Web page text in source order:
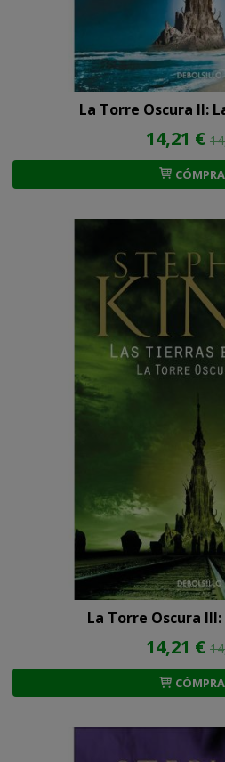
La Torre Oscura II:
14,21 €
La Torre Oscura
14,21 €